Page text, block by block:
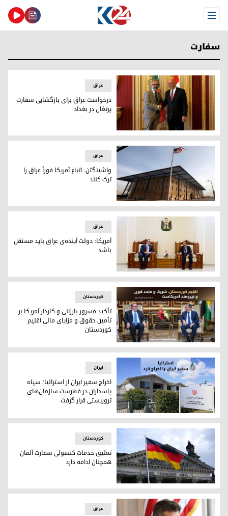
Open Menu
سفارت
فؤاد حسین و پائولو رانجل، وزیران امور خارجه‌ی عراق و پرتغال
عراق
درخواست عراق برای بازگشایی سفارت
پرتغال در بغداد
واشینگتن: اتباع آمریکا فوراً عراق را ترک کنند
عراق
واشینگتن: اتباع آمریکا فوراً عراق را
ترک کنند
جاشوا هریس، کاردار سفارت آمریکا در بغداد و عبدالـحسین
عراق
آمریکا: دولت آینده‌‌ی عراق باید مستقل
باشد
تأکید مسرور بارزانی و کاردار آمریکا بر تأمین حقوق و مزایای
کوردستان
تأکید مسرور بارزانی و کاردار آمریکا بر
تأمین حقوق و مزایای مالی اقلیم
کوردستان
اخراج سفیر ایران از استرالیا؛ سپاه پاسداران در فهرست
ایران
اخراج سفیر ایران از استرالیا؛ سپاه
پاسداران در فهرست سازمان‌های
تروریستی قرار گرفت
تعلیق خدمات کنسولی سفارت آلمان همچنان ادامه دارد
کوردستان
تعلیق خدمات کنسولی سفارت آلمان
همچنان ادامه دارد
عراق